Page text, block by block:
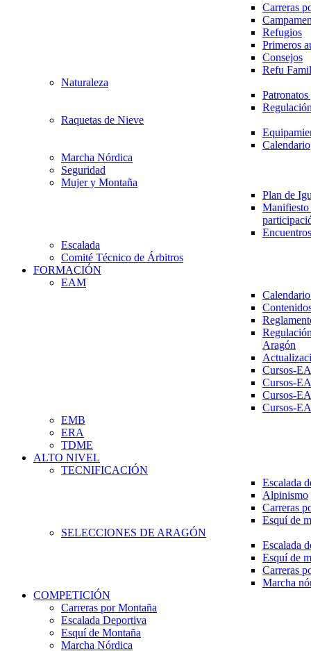
Carreras
Refugios
Primeros
Consejos
Refu
Naturaleza
Raquetas de Nieve
Calendario
Marcha Nórdica
Seguridad
Mujer y Montaña
Plan de
Escalada
Comité Técnico de Árbitros
FORMACIÓN
EAM
Aragón
Cursos-
Cursos-
Cursos-
Cursos-
EMB
ERA
TDME
ALTO NIVEL
TECNIFICACIÓN
Escalada
Alpinismo
Carreras
Esquí de
SELECCIONES DE ARAGÓN
Escalada
Esquí de
Carreras
Marcha
COMPETICIÓN
Carreras por Montaña
Escalada Deportiva
Esquí de Montaña
Marcha Nórdica